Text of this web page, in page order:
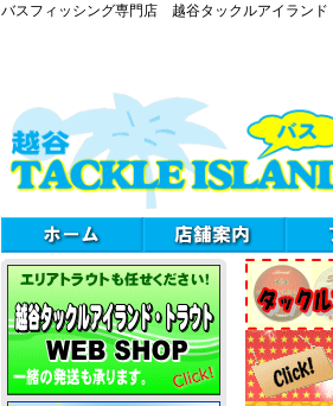
バスフィッシング専門店 越谷タックルアイランド